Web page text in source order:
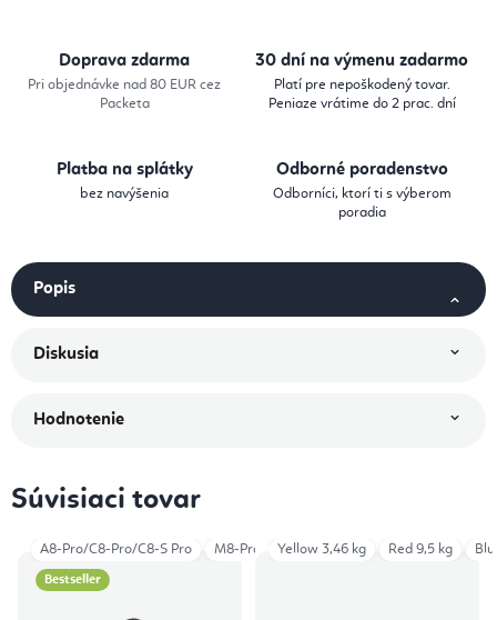
Doprava zdarma
Pri objednávke nad 80 EUR cez
Packeta
30 dní na výmenu zadarmo
Platí pre nepoškodený tovar.
Peniaze vrátime do 2 prac. dní
Platba na splátky
bez navýšenia
Odborné poradenstvo
Odborníci, ktorí ti s výberom
poradia
Popis
Diskusia
Hodnotenie
Súvisiaci tovar
Bestseller
A8-Pro/C8-Pro/C8-S Pro M8-Pro F3/R8-Pro C2-Pro
Yellow 3,46 kg Red 9,5 kg